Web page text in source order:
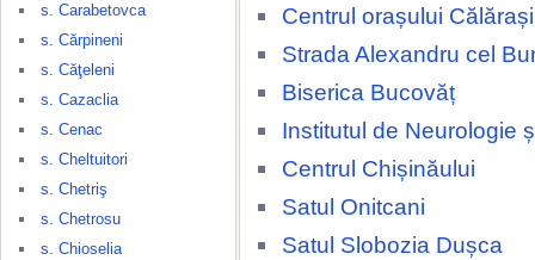
s. Carabetovca
s. Cărpineni
s. Căţeleni
s. Cazaclia
s. Cenac
s. Cheltuitori
s. Chetriş
s. Chetrosu
s. Chioselia
Centrul orașului Călărași
Strada Alexandru cel
Biserica Bucovăț
Institutul de Neurologie
Centrul Chișinăului
Satul Onitcani
Satul Slobozia Dușca